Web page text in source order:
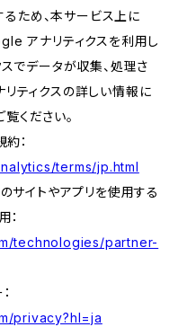
ため、本サービス上に
アナリティクスを利用し
でデータが収集、処理さ
ティクスの詳しい情報に
ください。
：
terms/jp.html
イトやアプリを使用する
：
technologies/partner-
privacy?hl=ja